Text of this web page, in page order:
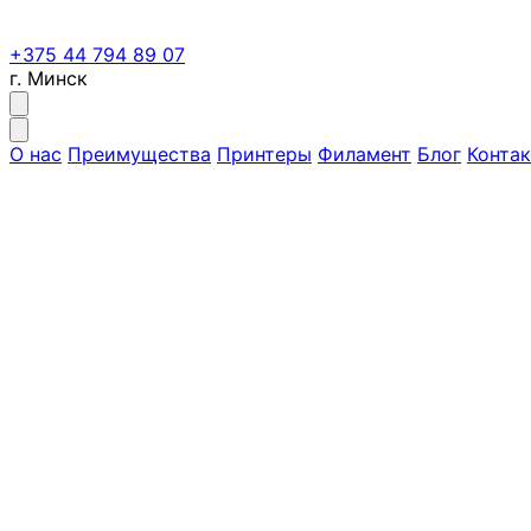
+375 44 794 89 07
г. Минск
О нас Преимущества Принтеры Филамент Блог